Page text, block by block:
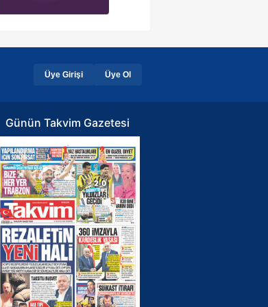
Üye Girişi Üye Ol
Günün Takvim Gazetesi